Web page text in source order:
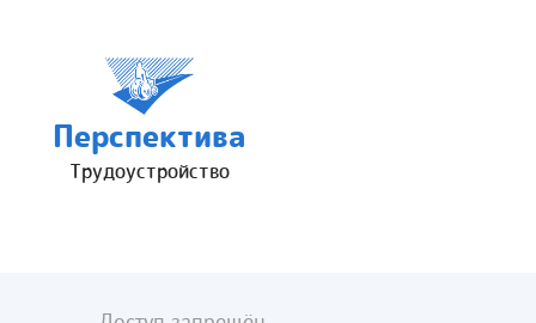
Перспектива
Трудоустройство